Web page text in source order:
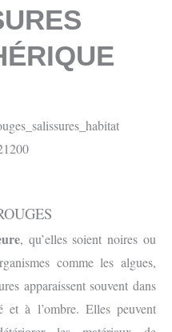
, qu’elles soient noires ou
comme les algues,
apparaissent souvent dans
et à l’ombre. Elles peuvent